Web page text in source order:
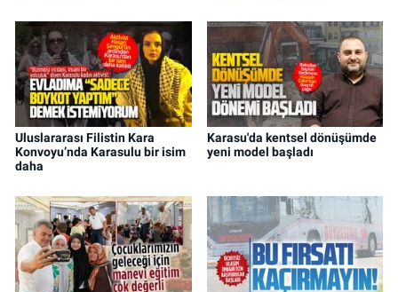
Uluslararası Filistin Kara
Konvoyu’nda Karasulu bir isim
daha
Karasu'da kentsel dönüşümde
yeni model başladı